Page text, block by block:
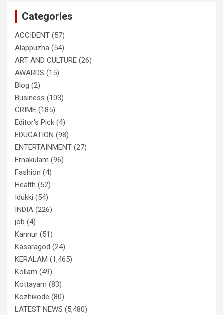
Categories
ACCIDENT (57)
Alappuzha (54)
ART AND CULTURE (26)
AWARDS (15)
Blog (2)
Business (103)
CRIME (185)
Editor's Pick (4)
EDUCATION (98)
ENTERTAINMENT (27)
Ernakulam (96)
Fashion (4)
Health (52)
Idukki (54)
INDIA (226)
job (4)
Kannur (51)
Kasaragod (24)
KERALAM (1,465)
Kollam (49)
Kottayam (83)
Kozhikode (80)
LATEST NEWS (5,480)